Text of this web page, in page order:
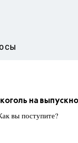
на
вы поступите?